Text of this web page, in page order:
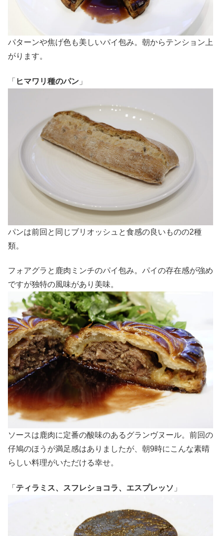
パターンや焦げ色も美しいパイ包み。朝からテンション上
がります。
「 ヒマワリ種のパン 」
パンは前回と同じブリオッシュと食感の良いものの2種
類。
フォアグラと鹿肉ミンチのパイ包み。パイの存在感が強め
ですが独特の風味があり美味。
ソースは鹿肉に定番の酸味のあるグランヴヌール。前回の
仔鳩のほうが満足感はありましたが、朝9時にこんな素晴
らしい料理がいただける幸せ。
「 ティラミス、スフレショコラ、エスプレッソ 」